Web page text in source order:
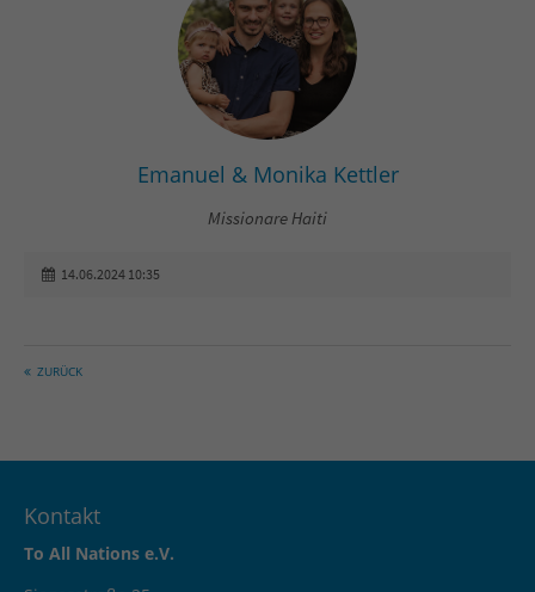
Emanuel & Monika Kettler
Missionare Haiti
14.06.2024 10:35
ZURÜCK
Kontakt
To All Nations e.V.